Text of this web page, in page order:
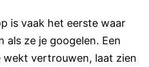
is vaak het eerste waar
als ze je googelen. Een
wekt vertrouwen, laat zien